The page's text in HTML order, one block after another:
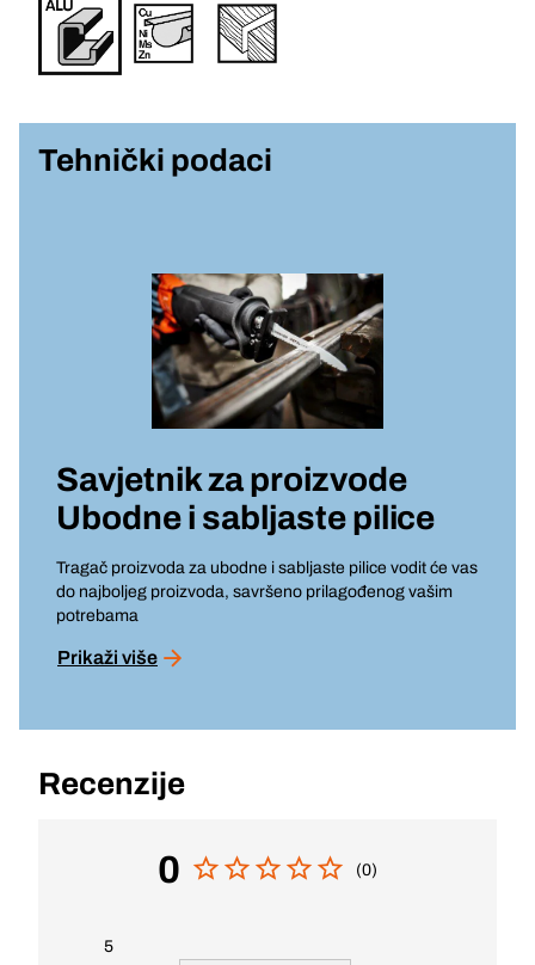
Tehnički podaci
Savjetnik za proizvode
Ubodne i sabljaste pilice
Tragač proizvoda za ubodne i sabljaste pilice vodit će vas
do najboljeg proizvoda, savršeno prilagođenog vašim
potrebama
Prikaži više
Recenzije
0 (0)
5